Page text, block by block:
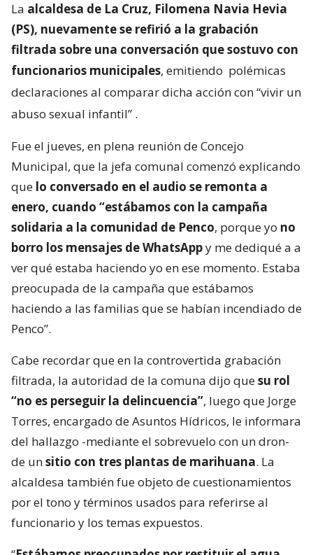
La alcaldesa de La Cruz, Filomena Navia Hevia
(PS), nuevamente se refirió a la grabación
filtrada sobre una conversación que sostuvo con
funcionarios municipales, emitiendo polémicas
declaraciones al comparar dicha acción con “vivir un
abuso sexual infantil” .
Fue el jueves, en plena reunión de Concejo
Municipal, que la jefa comunal comenzó explicando
que lo conversado en el audio se remonta a
enero, cuando “estábamos con la campaña
solidaria a la comunidad de Penco, porque yo no
borro los mensajes de WhatsAppy me dediqué a a
ver qué estaba haciendo yo en ese momento. Estaba
preocupada de la campaña que estábamos
haciendo a las familias que se habían incendiado de
Penco”.
Cabe recordar que en la controvertida grabación
filtrada, la autoridad de la comuna dijo quesu rol
“no es perseguir la delincuencia”, luego que Jorge
Torres, encargado de Asuntos Hídricos, le informara
del hallazgo -mediante el sobrevuelo con un dron-
de unsitio con tres plantas de marihuana. La
alcaldesa también fue objeto de cuestionamientos
por el tono y términos usados para referirse al
funcionario y los temas expuestos.